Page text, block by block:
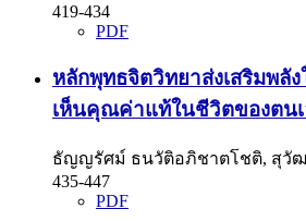
419-434
PDF
หลักพุทธจิตวิทยาส่งเสริมพลั
เห็นคุณค่าแท้ในชีวิตของตนเ
ธัญญรัศม์ ธนวัติอภิชาตโชติ, สุวั
435-447
PDF